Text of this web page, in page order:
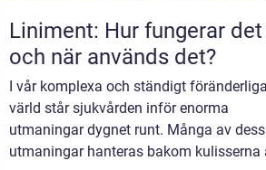
Liniment: Hur fungerar det
och när används det?
I vår komplexa och ständigt föränderliga
värld står sjukvården inför enorma
utmaningar dygnet runt. Många av
utmaningar hanteras bakom kulisserna